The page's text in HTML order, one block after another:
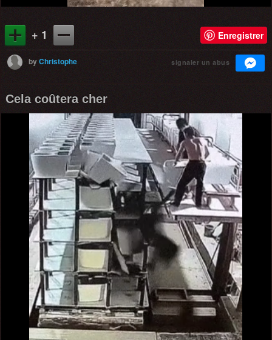
+ 1 Enregistrer
byChristophe signaler un abus
Cela coûtera cher